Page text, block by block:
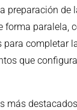
preparación de
forma paralela,
para completar
que
más